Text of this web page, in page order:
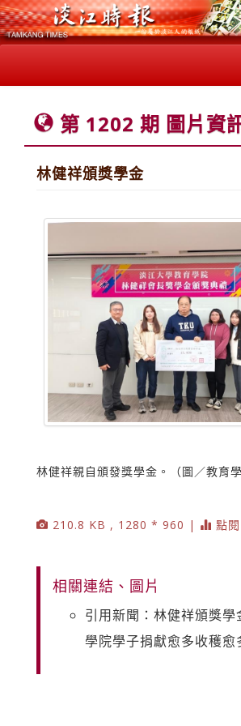
第 1202 期 圖片資
林健祥頒獎學金
林健祥親自頒發獎學金。（圖／教育學
210.8 KB , 1280 * 960 | 點
相關連結、圖片
引用新聞：林健祥頒獎學
學院學子捐獻愈多收穫愈